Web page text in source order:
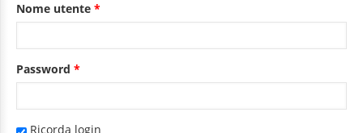
Nome utente *
Password *
Ricorda login